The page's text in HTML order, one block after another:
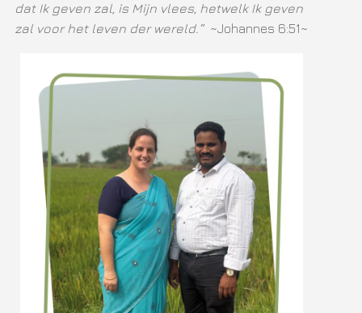
dat Ik geven zal, is Mijn vlees, hetwelk Ik geven
zal voor het leven der wereld.” ~Johannes 6:51~